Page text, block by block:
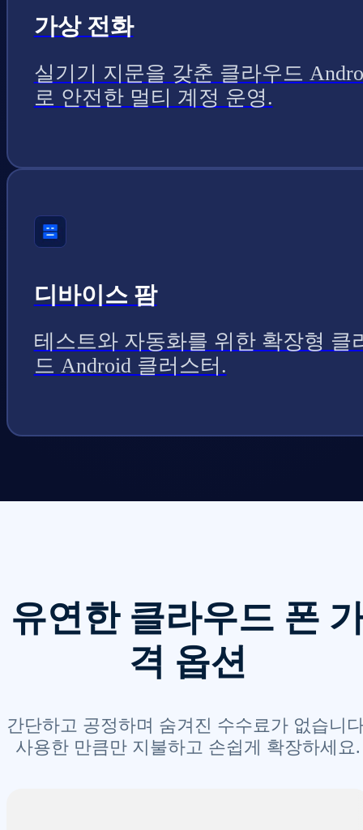
가상 전화
실기기 지문을 갖춘 클라우드
로 안전한 멀티 계정 운영.
디바이스 팜
테스트와 자동화를 위한 확장형 클
드 Android 클러스터.
유연한 클라우드 폰
격 옵션
간단하고 공정하며 숨겨진 수수료가 없습니
사용한 만큼만 지불하고 손쉽게 확장하세요.